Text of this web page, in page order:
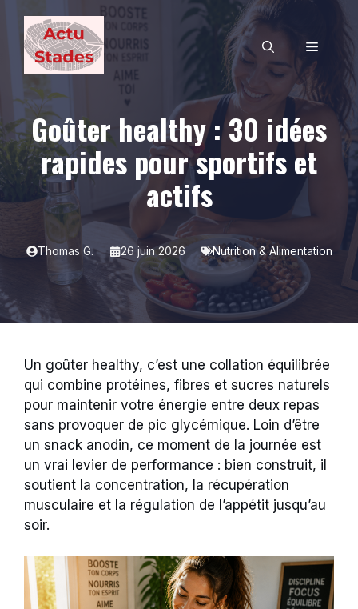
contenu
MENU
Goûter healthy : 30 idées
rapides pour sportifs et
actifs
Thomas G. 26 juin 2026 Nutrition & Alimentation
Un goûter healthy, c’est une collation équilibrée
qui combine protéines, fibres et sucres naturels
pour maintenir votre énergie entre deux repas
sans provoquer de pic glycémique. Loin d’être
un snack anodin, ce moment de la journée est
un vrai levier de performance : bien construit, il
soutient la concentration, la récupération
musculaire et la régulation de l’appétit jusqu’au
soir.